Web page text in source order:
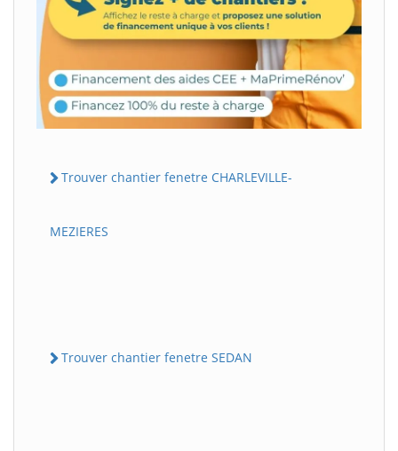
Trouver chantier fenetre CHARLEVILLE-
MEZIERES
Trouver chantier fenetre SEDAN